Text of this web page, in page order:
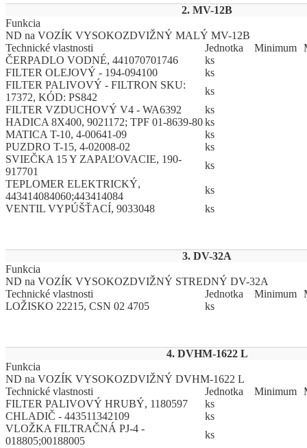
2. MV-12B
Funkcia
ND na VOZÍK VYSOKOZDVIŽNÝ MALÝ MV-12B
Technické vlastnosti
Jed­not­ka Mi­ni­mum
ČERPADLO VODNÉ, 441070701746
ks
FILTER OLEJOVÝ - 194-094100
ks
FILTER PALIVOVÝ - FILTRON SKU:
17372, KÓD: PS842
ks
FILTER VZDUCHOVÝ V4 - WA6392
ks
HADICA 8X400, 9021172; TPF 01-8639-80ks
MATICA T-10, 4-00641-09
ks
PUZDRO T-15, 4-02008-02
ks
SVIEČKA 15 Y ZAPAĽOVACIE, 190-
917701
ks
TEPLOMER ELEKTRICKÝ,
443414084060;443414084
ks
VENTIL VYPÚŠŤACÍ, 9033048
ks
3. DV-32A
Funkcia
ND na VOZÍK VYSOKOZDVIŽNÝ STREDNÝ DV-32A
Technické vlastnosti
Jed­not­ka Mi­ni­mum
LOŽISKO 22215, CSN 02 4705
ks
4. DVHM-1622 L
Funkcia
ND na VOZÍK VYSOKOZDVIŽNÝ DVHM-1622 L
Technické vlastnosti
Jed­not­ka Mi­ni­mum
FILTER PALIVOVÝ HRUBÝ, 1180597
ks
CHLADIČ - 443511342109
ks
VLOŽKA FILTRAČNÁ PJ-4 -
018805;00188005
ks